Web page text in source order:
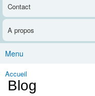
Contact
A propos
Menu
Vous êtes ici
Accueil
Blog